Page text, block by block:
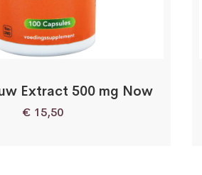
Extract 500 mg Now
€ 15,50